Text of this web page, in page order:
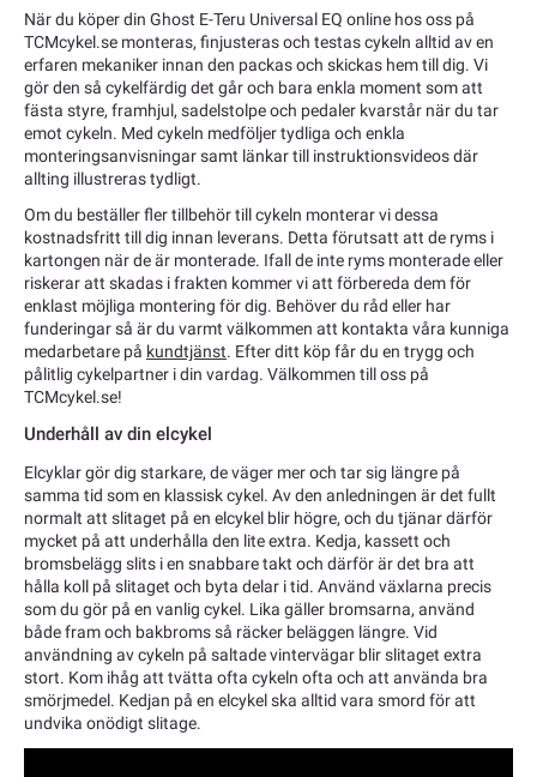
När du köper din Ghost E-Teru Universal EQ online hos oss på
TCMcykel.se monteras, finjusteras och testas cykeln alltid av en
erfaren mekaniker innan den packas och skickas hem till dig. Vi
gör den så cykelfärdig det går och bara enkla moment som att
fästa styre, framhjul, sadelstolpe och pedaler kvarstår när du tar
emot cykeln. Med cykeln medföljer tydliga och enkla
monteringsanvisningar samt länkar till instruktionsvideos där
allting illustreras tydligt.
Om du beställer fler tillbehör till cykeln monterar vi dessa
kostnadsfritt till dig innan leverans. Detta förutsatt att de ryms i
kartongen när de är monterade. Ifall de inte ryms monterade eller
riskerar att skadas i frakten kommer vi att förbereda dem för
enklast möjliga montering för dig. Behöver du råd eller har
funderingar så är du varmt välkommen att kontakta våra kunniga
medarbetare på kundtjänst. Efter ditt köp får du en trygg och
pålitlig cykelpartner i din vardag. Välkommen till oss på
TCMcykel.se!
Underhåll av din elcykel
Elcyklar gör dig starkare, de väger mer och tar sig längre på
samma tid som en klassisk cykel. Av den anledningen är det fullt
normalt att slitaget på en elcykel blir högre, och du tjänar därför
mycket på att underhålla den lite extra. Kedja, kassett och
bromsbelägg slits i en snabbare takt och därför är det bra att
hålla koll på slitaget och byta delar i tid. Använd växlarna precis
som du gör på en vanlig cykel. Lika gäller bromsarna, använd
både fram och bakbroms så räcker beläggen längre. Vid
användning av cykeln på saltade vintervägar blir slitaget extra
stort. Kom ihåg att tvätta ofta cykeln ofta och att använda bra
smörjmedel. Kedjan på en elcykel ska alltid vara smord för att
undvika onödigt slitage.